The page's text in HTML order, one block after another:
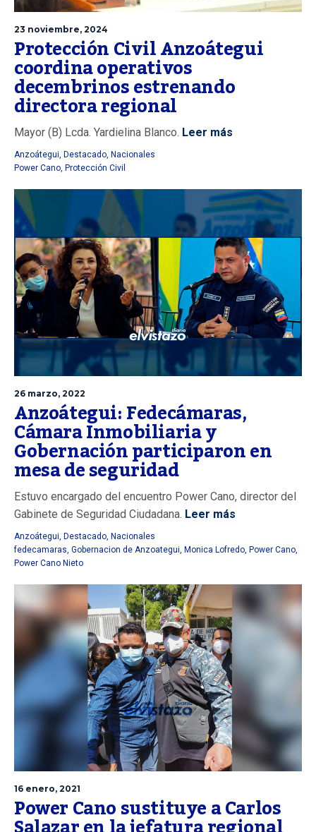
23 noviembre, 2024
Protección Civil Anzoátegui
coordina operativos
decembrinos estrenando
directora regional
Mayor (B) Lcda. Yardielina Blanco. Leer más
Anzoátegui, Destacado, Nacionales
Power Cano, Protección Civil
26 marzo, 2022
Anzoátegui: Fedecámaras,
Cámara Inmobiliaria y
Gobernación participaron en
mesa de seguridad
Estuvo encargado del encuentro Power Cano, director del
Gabinete de Seguridad Ciudadana. Leer más
Anzoátegui, Destacado, Nacionales
fedecamaras, Gobernacion de Anzoategui, Monica Lofredo, Power Cano,
Power Cano Nieto
16 enero, 2021
Power Cano sustituye a Carlos